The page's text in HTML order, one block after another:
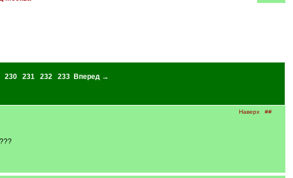
230 231 232 233
Вперед →
Наверх ##